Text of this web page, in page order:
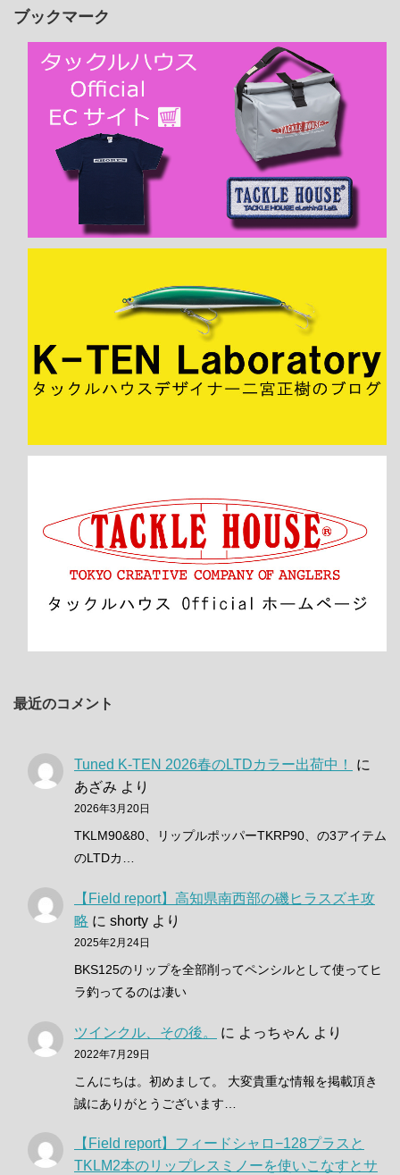
ブックマーク
最近のコメント
Tuned K-TEN 2026春のLTDカラー出荷中！
に
あざみ より
2026年3月20日
TKLM90&80、リップルポッパーTKRP90、の3アイテム
のLTDカ…
【Field report】高知県南西部の磯ヒラスズキ攻
略 に shorty より
2025年2月24日
BKS125のリップを全部削ってペンシルとして使ってヒ
ラ釣ってるのは凄い
ツインクル、その後。 に よっちゃん より
2022年7月29日
こんにちは。初めまして。 大変貴重な情報を掲載頂き
誠にありがとうございます…
【Field report】フィードシャロ−128プラスと
TKLM2本のリップレスミノーを使いこなすとサ